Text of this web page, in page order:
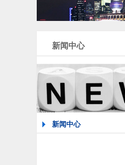
新闻中心
新闻中心